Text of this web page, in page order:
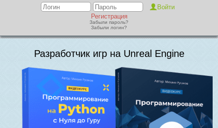
Регистрация
Забыли пароль?
Забыли логин?
Разработчик игр на Unreal Engine